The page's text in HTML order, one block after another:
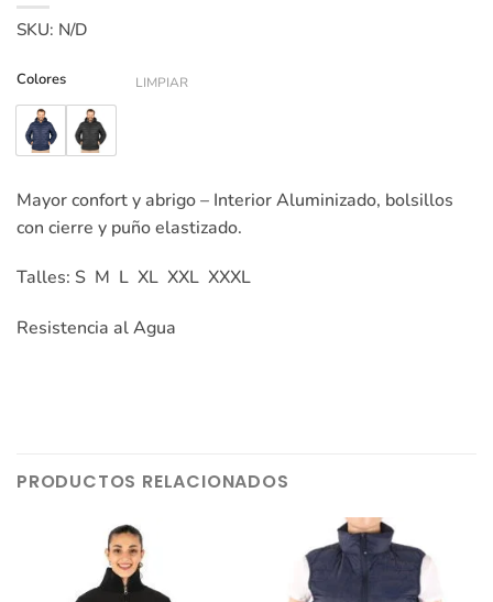
SKU: N/D
Colores LIMPIAR
Mayor confort y abrigo – Interior Aluminizado, bolsillos
con cierre y puño elastizado.
Talles: S M L XL XXL XXXL
Resistencia al Agua
PRODUCTOS RELACIONADOS